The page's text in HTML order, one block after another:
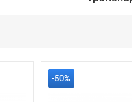
-50%